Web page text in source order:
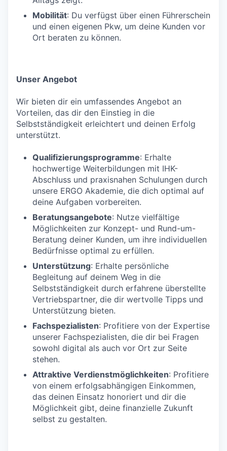
Mobilität: Du verfügst über einen Führerschein
und einen eigenen Pkw, um deine Kunden vor
Ort beraten zu können.
Unser Angebot
Wir bieten dir ein umfassendes Angebot an
Vorteilen, das dir den Einstieg in die
Selbstständigkeit erleichtert und deinen Erfolg
unterstützt.
Qualifizierungsprogramme: Erhalte
hochwertige Weiterbildungen mit IHK-
Abschluss und praxisnahen Schulungen durch
unsere ERGO Akademie, die dich optimal auf
deine Aufgaben vorbereiten.
Beratungsangebote: Nutze vielfältige
Möglichkeiten zur Konzept- und Rund-um-
Beratung deiner Kunden, um ihre individuellen
Bedürfnisse optimal zu erfüllen.
Unterstützung: Erhalte persönliche
Begleitung auf deinem Weg in die
Selbstständigkeit durch erfahrene überstellte
Vertriebspartner, die dir wertvolle Tipps und
Unterstützung bieten.
Fachspezialisten: Profitiere von der Expertise
unserer Fachspezialisten, die dir bei Fragen
sowohl digital als auch vor Ort zur Seite
stehen.
Attraktive Verdienstmöglichkeiten: Profitiere
von einem erfolgsabhängigen Einkommen,
das deinen Einsatz honoriert und dir die
Möglichkeit gibt, deine finanzielle Zukunft
selbst zu gestalten.